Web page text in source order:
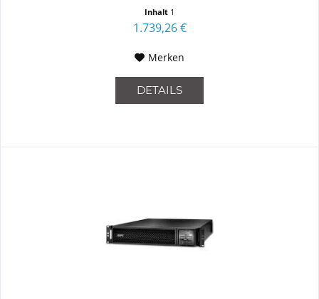
Inhalt 1
1.739,26 €
Merken
DETAILS